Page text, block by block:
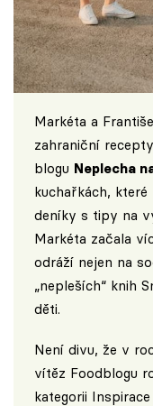
Markéta a
zahraniční
blogu Neplecha
kuchařkách,
deníky s tipy na
Markéta začala
odráží nejen na
„nepleších“ knih
děti.
Není divu, že v
vítěz Foodblogu
kategorii